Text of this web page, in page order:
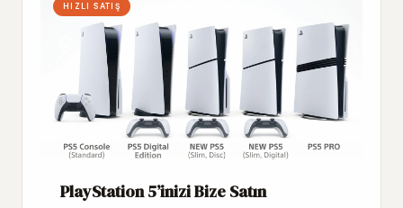
HIZLI SATIŞ
PlayStation 5’inizi Bize Satın